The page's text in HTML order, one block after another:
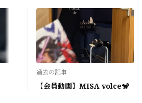
過去の記事
【会員動画】MISA volce🐒